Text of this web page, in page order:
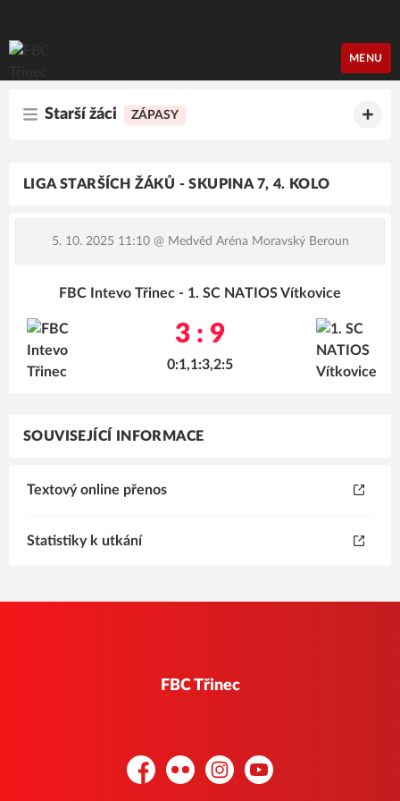
FBC Třinec
MENU
Starší žáci ZÁPASY
LIGA STARŠÍCH ŽÁKŮ - SKUPINA 7, 4. KOLO
5. 10. 2025 11:10@ Medvěd Aréna Moravský Beroun
FBC Intevo Třinec - 1. SC NATIOS Vítkovice
3 : 9
0:1,1:3,2:5
SOUVISEJÍCÍ INFORMACE
Textový online přenos
Statistiky k utkání
FBC Třinec
FacebookFlickr InstagramYouTube